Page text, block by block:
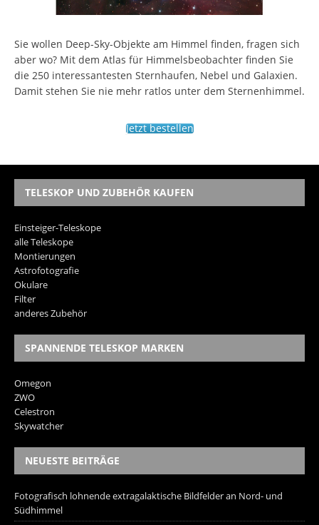
Sie wollen Deep-Sky-Objekte am Himmel finden, fragen sich
aber wo? Mit dem Atlas für Himmelsbeobachter finden Sie
die 250 interessantesten Sternhaufen, Nebel und Galaxien.
Damit stehen Sie nie mehr ratlos unter dem Sternenhimmel.
Jetzt bestellen
TELESKOP UND ZUBEHÖR KAUFEN
Einsteiger-Teleskope
alle Teleskope
Montierungen
Astrofotografie
Okulare
Filter
anderes Zubehör
SPANNENDE TELESKOP MARKEN
Omegon
ZWO
Celestron
Skywatcher
NEUESTE BEITRÄGE
Fotografisch lohnende extragalaktische Bildfelder an Nord- und
Südhimmel